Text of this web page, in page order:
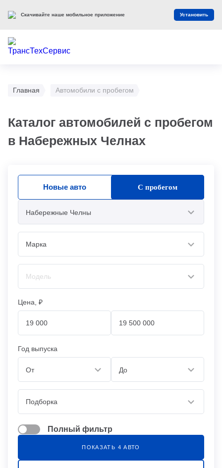
Главная Автомобили с пробегом
Каталог автомобилей с пробегом
в Набережных Челнах
Новые авто С пробегом
Набережные Челны
Цена, ₽
Год выпуска
От До
Полный фильтр
ПОКАЗАТЬ 4 АВТО
Скачивайте наше мобильное приложение Установить